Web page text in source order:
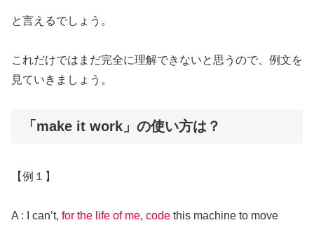
と言えるでしょう。
これだけではまだ完全に理解できないと思うので、例文を
見ていきましょう。
「make it work」の使い方は？
【例１】
A : I can’t, for the life of me, code this machine to move